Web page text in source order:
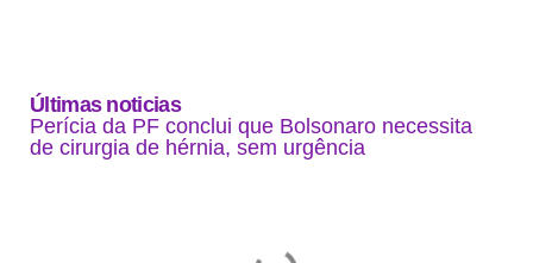
Últimas noticias
Perícia da PF conclui que Bolsonaro necessita
de cirurgia de hérnia, sem urgência